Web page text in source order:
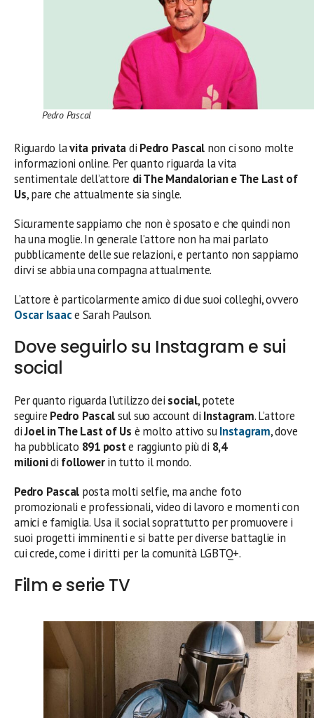
Pedro Pascal
Riguardo lavita privatadi Pedro Pascal non ci sono molte
informazioni online. Per quanto riguarda la vita
sentimentale dell’attore di The Mandalorian e The Last of
Us, pare che attualmente sia single.
Sicuramente sappiamo che non è sposato e che quindi non
ha una moglie. In generale l’attore non ha mai parlato
pubblicamente delle sue relazioni, e pertanto non sappiamo
dirvi se abbia una compagna attualmente.
L’attore è particolarmente amico di due suoi colleghi, ovvero
Oscar Isaace Sarah Paulson.
Dove seguirlo su Instagram e sui
social
Per quanto riguarda l’utilizzo dei social, potete
seguire Pedro Pascalsul suo account di Instagram. L’attore
diJoel in The Last of Us è molto attivo suInstagram, dove
ha pubblicato 891 poste raggiunto più di 8,4
milionidi followerin tutto il mondo.
Pedro Pascal posta molti selfie, ma anche foto
promozionali e professionali, video di lavoro e momenti con
amici e famiglia. Usa il social soprattutto per promuovere i
suoi progetti imminenti e si batte per diverse battaglie in
cui crede, come i diritti per la comunità LGBTQ+.
Film e serie TV